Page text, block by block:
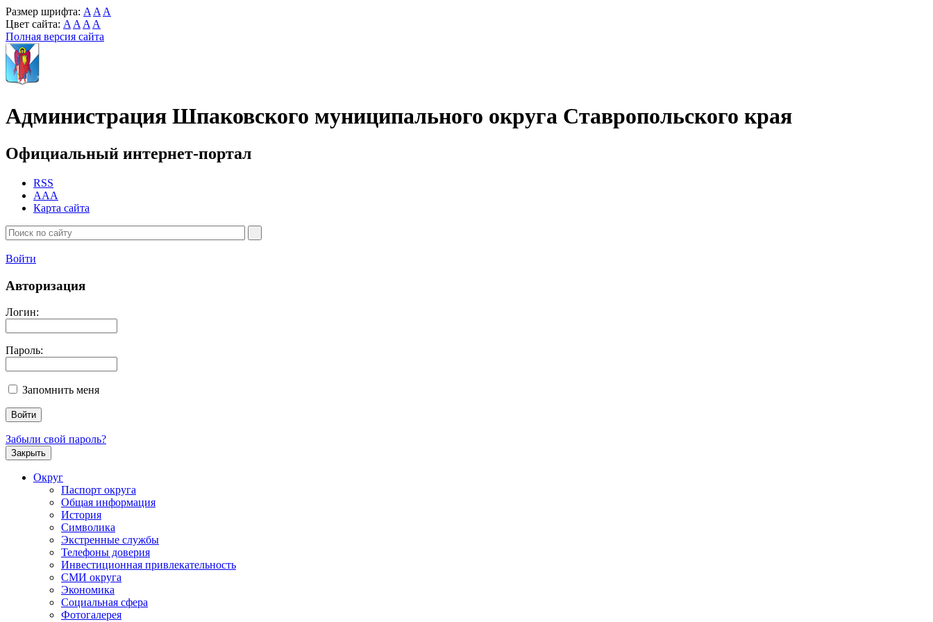
Размер шрифта: A A A
Цвет сайта: A A A A
Полная версия сайта
Администрация Шпаковского муниципального округа Ставропольского края
Официальный интернет-портал
RSS
AAA
Карта сайта
Войти
Авторизация
Логин:
Пароль:
Запомнить меня
Забыли свой пароль?
Закрыть
Округ
Паспорт округа
Общая информация
История
Символика
Экстренные службы
Телефоны доверия
Инвестиционная привлекательность
СМИ округа
Экономика
Социальная сфера
Фотогалерея